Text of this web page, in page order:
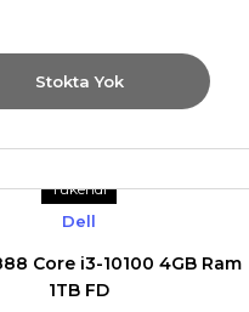
Stokta Yok
Tükendi
Dell
Core i3-10100 4GB Ram
1TB FD